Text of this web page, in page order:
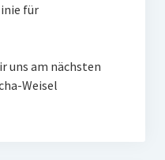
für
uns am nächsten
Weisel